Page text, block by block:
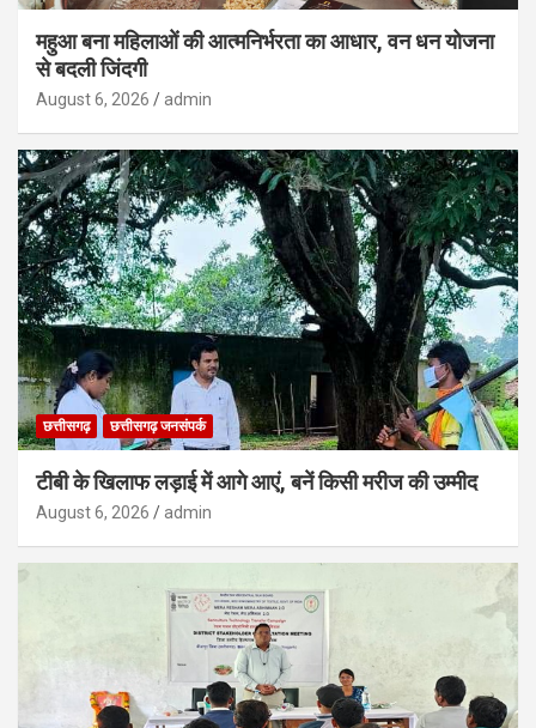
महुआ बना महिलाओं की आत्मनिर्भरता का आधार, वन धन योजना
से बदली जिंदगी
August 6, 2026 admin
छत्तीसगढ़ छत्तीसगढ़ जनसंपर्क
टीबी के खिलाफ लड़ाई में आगे आएं, बनें किसी मरीज की उम्मीद
August 6, 2026 admin